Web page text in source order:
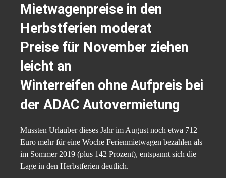
Mietwagenpreise in den
Herbstferien moderat
Preise für November ziehen
leicht an
Winterreifen ohne Aufpreis bei
der ADAC Autovermietung
Mussten Urlauber dieses Jahr im August noch etwa 712
Euro mehr für eine Woche Ferienmietwagen bezahlen als
im Sommer 2019 (plus 142 Prozent), entspannt sich die
Lage in den Herbstferien deutlich.